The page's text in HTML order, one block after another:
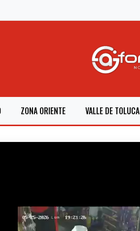
ZONA ORIENTE VALLE DE TOLUCA